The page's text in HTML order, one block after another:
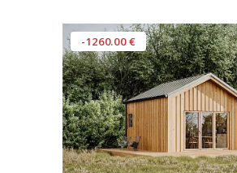
-1260.00 €